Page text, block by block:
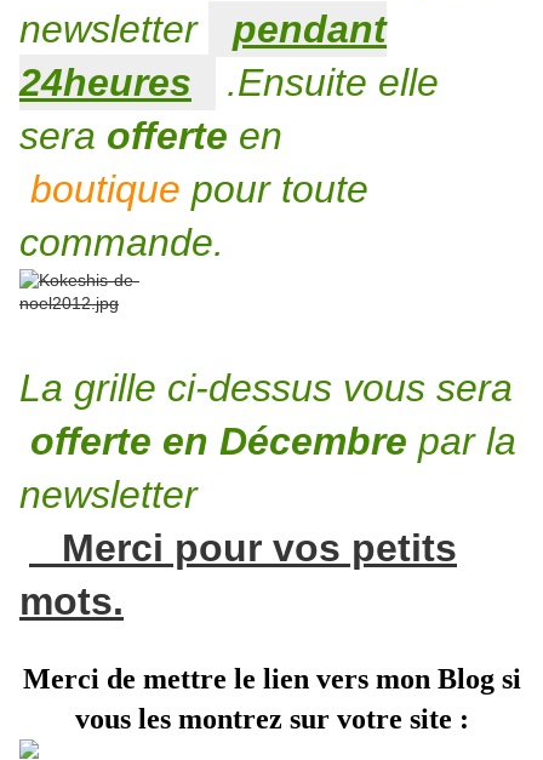
newsletter
pendant
24heures
.Ensuite elle
sera offerte en
boutique pour toute
commande.
La grille ci-dessus vous sera
offerte en Décembre par la
newsletter
Merci pour vos petits
mots.
Merci de mettre le lien vers mon Blog si
vous les montrez sur votre site :